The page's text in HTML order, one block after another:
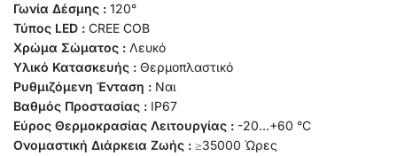
Γωνία Δέσμης : 120°
Τύπος LED : CREE COB
Χρώμα Σώματος : Λευκό
Υλικό Κατασκευής : Θερμοπλαστικό
Ρυθμιζόμενη Ένταση : Ναι
Βαθμός Προστασίας : IP67
Εύρος Θερμοκρασίας Λειτουργίας : -20…+60 °C
Ονομαστική Διάρκεια Ζωής : ≥35000 Ώρες